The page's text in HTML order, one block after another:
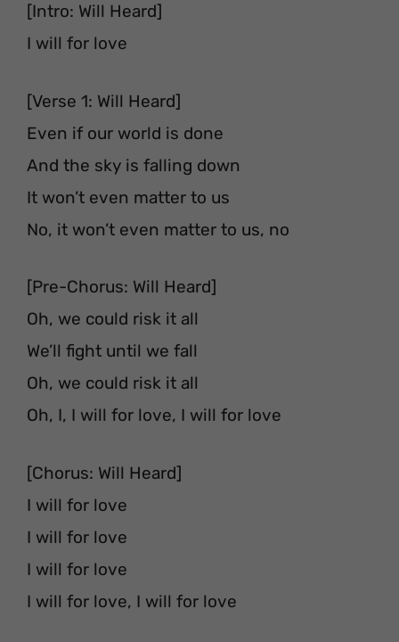
[Intro: Will Heard]
I will for love
[Verse 1: Will Heard]
Even if our world is done
And the sky is falling down
It won’t even matter to us
No, it won’t even matter to us, no
[Pre-Chorus: Will Heard]
Oh, we could risk it all
We’ll fight until we fall
Oh, we could risk it all
Oh, I, I will for love, I will for love
[Chorus: Will Heard]
I will for love
I will for love
I will for love
I will for love, I will for love